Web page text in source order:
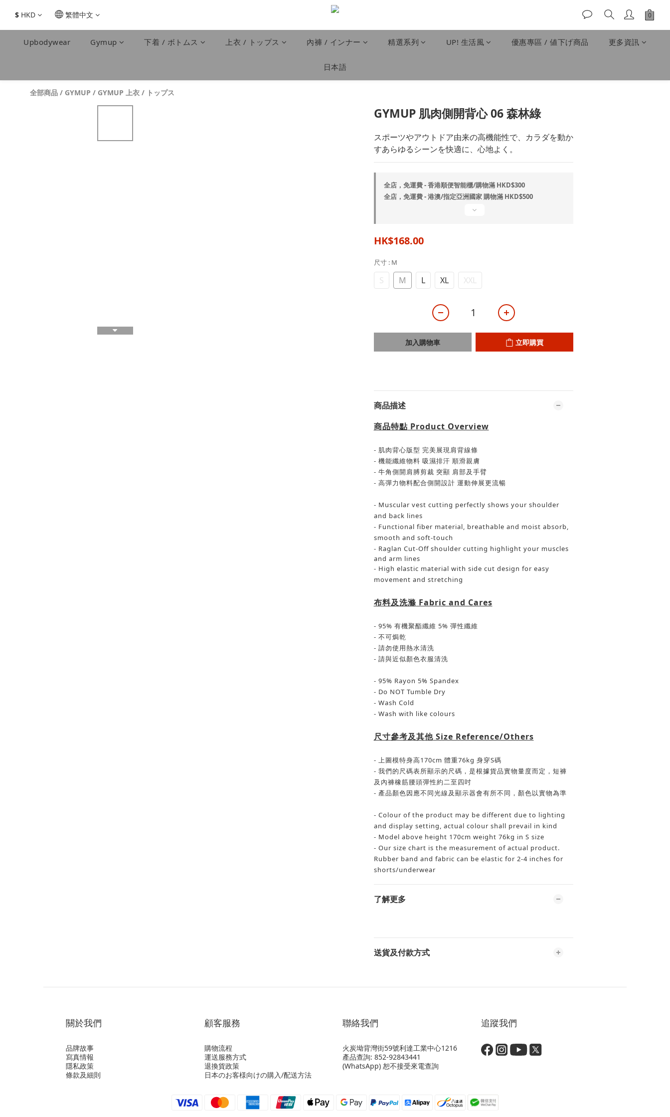
$ HKD 繁體中文
Upbodywear Gymup 下着 / ボトムス 上衣 / トップス 內褲 / インナー 精選系列 UP! 生活風 優惠專區 / 値下げ商品 更多資訊
日本語
全部商品 / GYMUP / GYMUP 上衣 / トップス
GYMUP 肌肉側開背心 06 森林綠
スポーツやアウトドア由来の高機能性で、カラダを動か
すあらゆるシーンを快適に、心地よく。
全店，免運費 - 香港順便智能櫃/購物滿 HKD$300
全店，免運費 - 港澳/指定亞洲國家 購物滿 HKD$500
HK$168.00
尺寸 : M
S M L XL XXL
加入購物車 立即購買
商品描述
商品特點 Product Overview
- 肌肉背心版型 完美展現肩背線條
- 機能纖維物料 吸濕排汗 順滑親膚
- 牛角側開肩膊剪裁 突顯 肩部及手臂
- 高彈力物料配合側開設計 運動伸展更流暢
- Muscular vest cutting perfectly shows your shoulder
and back lines
- Functional fiber material, breathable and moist absorb,
smooth and soft-touch
- Raglan Cut-Off shoulder cutting highlight your muscles
and arm lines
- High elastic material with side cut design for easy
movement and stretching
布料及洗滌 Fabric and Cares
- 95% 有機聚酯纖維 5% 彈性纖維
- 不可焗乾
- 請勿使用熱水清洗
- 請與近似顏色衣服清洗
- 95% Rayon 5% Spandex
- Do NOT Tumble Dry
- Wash Cold
- Wash with like colours
尺寸參考及其他Size Reference/Others
- 上圖模特身高170cm 體重76kg 身穿S碼
- 我們的尺碼表所顯示的尺碼，是根據貨品實物量度而定，短褲
及內褲橡筋腰頭彈性約二至四吋
- 產品顏色因應不同光線及顯示器會有所不同，顏色以實物為準
- Colour of the product may be different due to lighting
and display setting, actual colour shall prevail in kind
- Model above height 170cm weight 76kg in S size
- Our size chart is the measurement of actual product.
Rubber band and fabric can be elastic for 2-4 inches for
shorts/underwear
了解更多
送貨及付款方式
關於我們
品牌故事
寫真情報
隱私政策
條款及細則
顧客服務
購物流程
運送服務方式
退換貨政策
日本のお客様向けの購入/配送方法
聯絡我們
火炭坳背灣街59號利達工業中心1216
產品查詢: 852-92843441
(WhatsApp) 恕不接受來電查詢
追蹤我們